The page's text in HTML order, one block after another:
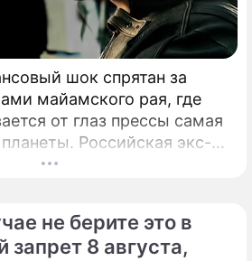
шок спрятан за
майамского рая, где
от глаз прессы самая
планеты. Российская экс-
Курникова и испанский
непубличных пар
не берите это в
запрет 8 августа,